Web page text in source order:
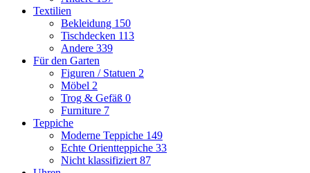
Textilien
Bekleidung 150
Tischdecken 113
Andere 339
Für den Garten
Figuren / Statuen 2
Möbel 2
Trog & Gefäß 0
Furniture 7
Teppiche
Moderne Teppiche 149
Echte Orientteppiche 33
Nicht klassifiziert 87